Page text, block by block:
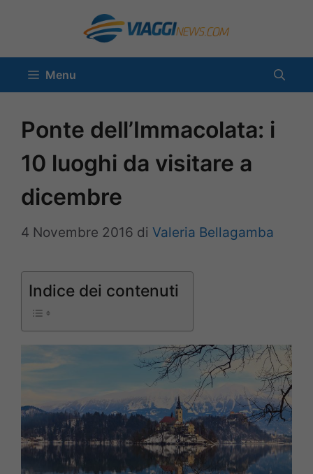
contenuto
Menu
Ponte dell’Immacolata: i
10 luoghi da visitare a
dicembre
4 Novembre 2016 di Valeria Bellagamba
Indice dei contenuti